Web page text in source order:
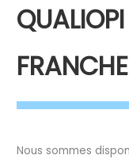
Nous sommes